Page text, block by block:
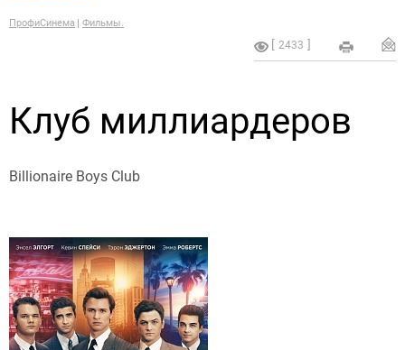
ПрофиСинема Фильмы.
2433
Клуб миллиардеров
Billionaire Boys Club